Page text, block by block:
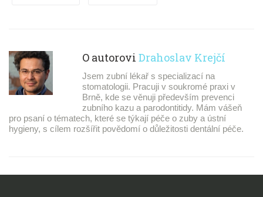
O autorovi Drahoslav Krejčí
Jsem zubní lékař s specializací na
stomatologii. Pracuji v soukromé praxi v
Brně, kde se věnuji především prevenci
zubního kazu a parodontitidy. Mám vášeň
pro psaní o tématech, které se týkají péče o zuby a ústní
hygieny, s cílem rozšířit povědomí o důležitosti dentální péče.